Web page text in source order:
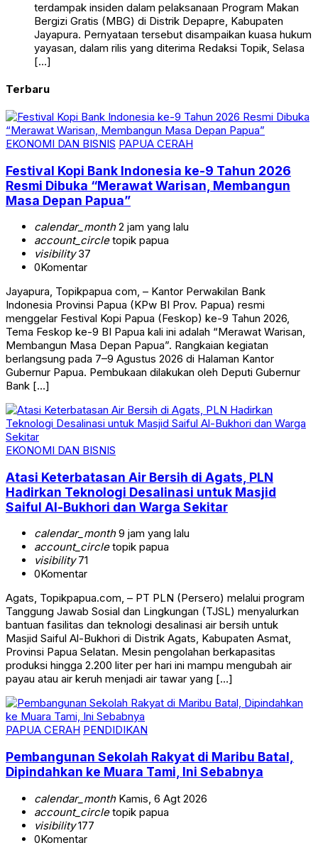
terdampak insiden dalam pelaksanaan Program Makan
Bergizi Gratis (MBG) di Distrik Depapre, Kabupaten
Jayapura. Pernyataan tersebut disampaikan kuasa hukum
yayasan, dalam rilis yang diterima Redaksi Topik, Selasa
[…]
Terbaru
EKONOMI DAN BISNIS PAPUA CERAH
Festival Kopi Bank Indonesia ke-9 Tahun 2026
Resmi Dibuka “Merawat Warisan, Membangun
Masa Depan Papua”
calendar_month2 jam yang lalu
account_circletopik papua
visibility37
0Komentar
Jayapura, Topikpapua com, – Kantor Perwakilan Bank
Indonesia Provinsi Papua (KPw BI Prov. Papua) resmi
menggelar Festival Kopi Papua (Feskop) ke-9 Tahun 2026,
Tema Feskop ke-9 BI Papua kali ini adalah “Merawat Warisan,
Membangun Masa Depan Papua”. Rangkaian kegiatan
berlangsung pada 7–9 Agustus 2026 di Halaman Kantor
Gubernur Papua. Pembukaan dilakukan oleh Deputi Gubernur
Bank […]
EKONOMI DAN BISNIS
Atasi Keterbatasan Air Bersih di Agats, PLN
Hadirkan Teknologi Desalinasi untuk Masjid
Saiful Al-Bukhori dan Warga Sekitar
calendar_month9 jam yang lalu
account_circletopik papua
visibility71
0Komentar
Agats, Topikpapua.com, – PT PLN (Persero) melalui program
Tanggung Jawab Sosial dan Lingkungan (TJSL) menyalurkan
bantuan fasilitas dan teknologi desalinasi air bersih untuk
Masjid Saiful Al-Bukhori di Distrik Agats, Kabupaten Asmat,
Provinsi Papua Selatan. Mesin pengolahan berkapasitas
produksi hingga 2.200 liter per hari ini mampu mengubah air
payau atau air keruh menjadi air tawar yang […]
PAPUA CERAH PENDIDIKAN
Pembangunan Sekolah Rakyat di Maribu Batal,
Dipindahkan ke Muara Tami, Ini Sebabnya
calendar_monthKamis, 6 Agt 2026
account_circletopik papua
visibility177
0Komentar